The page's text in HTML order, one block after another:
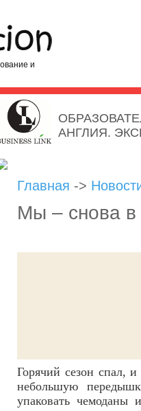
и
АНГЛИЯ.
Главная ->
Мы – снова
Горячий сезон спал,
небольшую
упаковать чемоданы